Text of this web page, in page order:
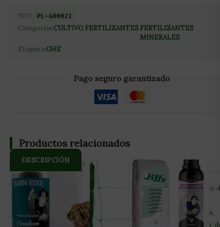
SKU: PL-GH0021
Categorías:CULTIVO,FERTILIZANTES,FERTILIZANTES
MINERALES
Etiqueta:GHE
Pago seguro garantizado
DESCRIPCIÓN
Root Booster es un suplemento natural para el crecimiento
las raíces que ayuda a la planta a desarrollar un sistema
radicular saludable y vigoroso. Contiene vitaminas, enzimas,
ácidos orgánicos y húmicos que estimulan la masa radicular
Productos relacionados